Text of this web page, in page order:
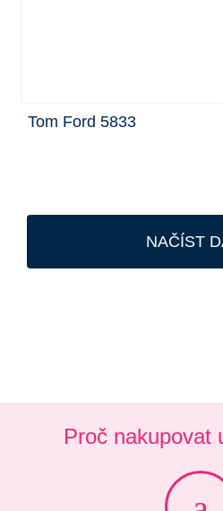
Tom Ford 5833
NAČÍST
Proč nakupovat